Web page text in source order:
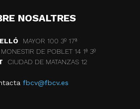
NOSALTRES
MAYOR 100 3º 17ª
MONESTIR DE POBLET 14 1ª 3º
CIUDAD DE MATANZAS 12
fbcv@fbcv.es